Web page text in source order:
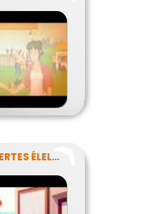
TERVEZZ NYERTES ÉLELMISZER-CSOMAGOLÁST!